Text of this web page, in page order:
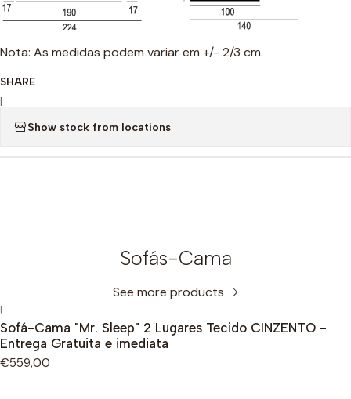
Nota: As medidas podem variar em +/- 2/3 cm.
SHARE
Show stock from locations
Sofás-Cama
See more products
Out of stock
|
Sofá-Cama "Mr. Sleep" 2 Lugares Tecido CINZENTO -
Entrega Gratuita e imediata
€559,00